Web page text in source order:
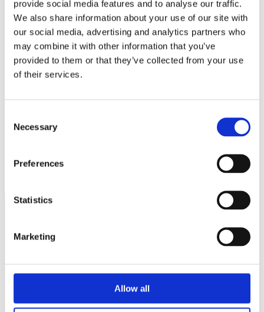
provide social media features and to analyse our traffic.
We also share information about your use of our site with
our social media, advertising and analytics partners who
may combine it with other information that you’ve
provided to them or that they’ve collected from your use
of their services.
Selection
Necessary
Preferences
Statistics
Marketing
Allow all
Namn*
E-postadress*
Webbplats
Spara mitt namn, min e-postadress och webbplats i denna
Kallelse till Förbundsstämma
Näringspolitik
Försäkringar